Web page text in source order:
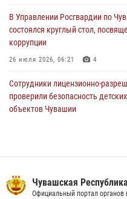
01 августа 2026, 00:01
В Управлении Росгвардии по
состоялся круглый стол,
коррупции
26 июля 2026, 06:21 4
Сотрудники лицензионно-
проверили безопасность
объектов Чувашии
14 июля 2026, 13:09 3
Чувашская Республика
Официальный портал органов